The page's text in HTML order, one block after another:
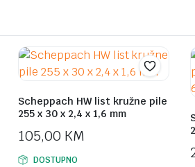
Scheppach HW list kružne pile
255 x 30 x 2,4 x 1,6 mm
105,00 KM
DOSTUPNO